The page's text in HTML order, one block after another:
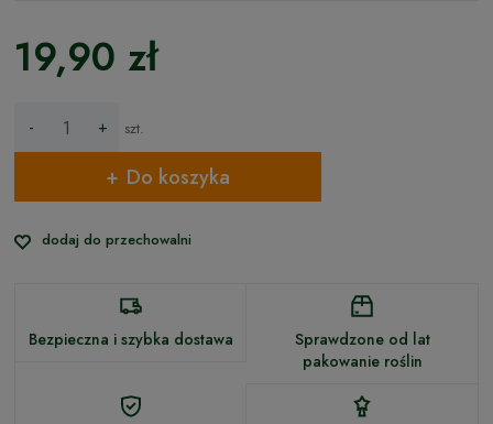
19,90 zł
- + szt.
Do koszyka
dodaj do przechowalni
Bezpieczna i szybka dostawa
Sprawdzone od lat
pakowanie roślin